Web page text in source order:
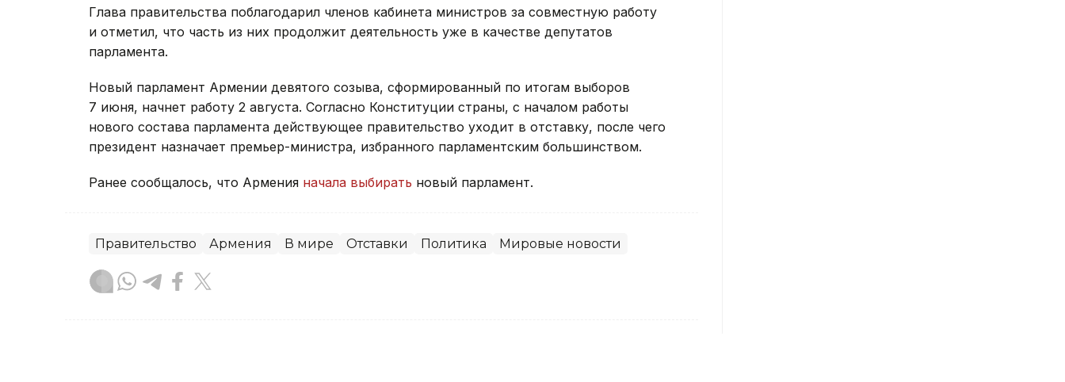
Глава правительства поблагодарил членов кабинета министров за совместную работу
и отметил, что часть из них продолжит деятельность уже в качестве депутатов
парламента.
Новый парламент Армении девятого созыва, сформированный по итогам выборов
7 июня, начнет работу 2 августа. Согласно Конституции страны, с началом работы
нового состава парламента действующее правительство уходит в отставку, после чего
президент назначает премьер-министра, избранного парламентским большинством.
Ранее сообщалось, что Армения начала выбирать новый парламент.
Правительство Армения В мире Отставки Политика Мировые новости